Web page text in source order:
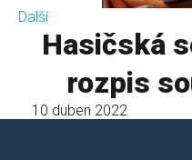
Další
Hasičská
rozpis
10 duben 2022